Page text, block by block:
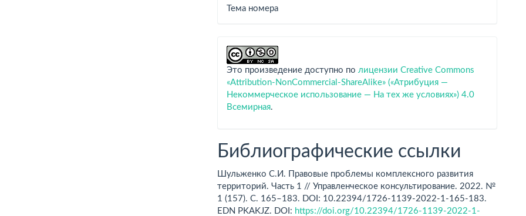
Тема номера
Это произведение доступно полицензии Creative Commons
«Attribution-NonCommercial-ShareAlike» («Атрибуция —
Некоммерческое использование — На тех же условиях») 4.0
Всемирная.
Библиографические ссылки
Шульженко С.И. Правовые проблемы комплексного развития
территорий. Часть 1 // Управленческое консультирование. 2022. №
1 (157). С. 165–183. DOI: 10.22394/1726-1139-2022-1-165-183.
EDN PKAKJZ. DOI: https://doi.org/10.22394/1726-1139-2022-1-